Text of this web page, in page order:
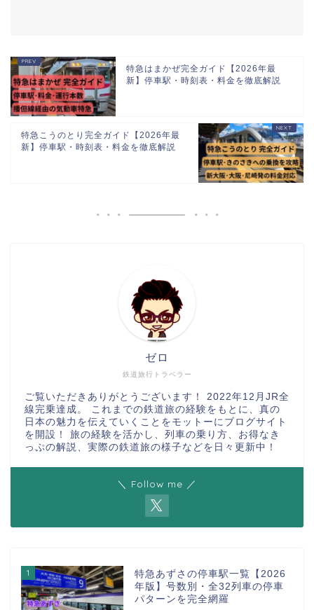
特急はまかぜ完全ガイド【2026年最
新】停車駅・時刻表・料金を徹底解説
特急こうのとり完全ガイド【2026年最
新】停車駅・時刻表・料金を徹底解説
鉄道旅行トラベラー
ゼロ
ご覧いただきありがとうございます！ 2022年12月JR全
線完乗達成。 これまでの鉄道旅の経験をもとに、真の
日本の魅力を伝えていくことをモットーにブログサイト
を開設！ 旅の経験を活かし、列車の乗り方、お得なき
っぷの解説、実際の鉄道旅の様子などを日々更新中！
＼ Follow me ／
1
特急あずさの停車駅一覧【2026
年版】号数別・全32列車の停車
パターンを完全網羅